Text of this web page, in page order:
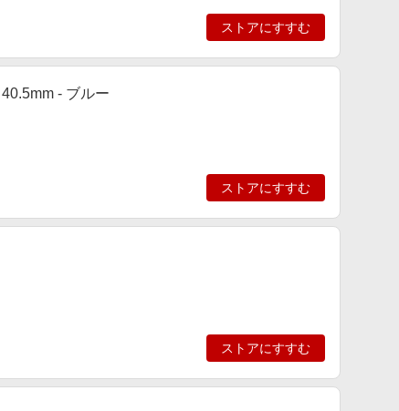
ストアにすすむ
- ブルー
ストアにすすむ
ストアにすすむ